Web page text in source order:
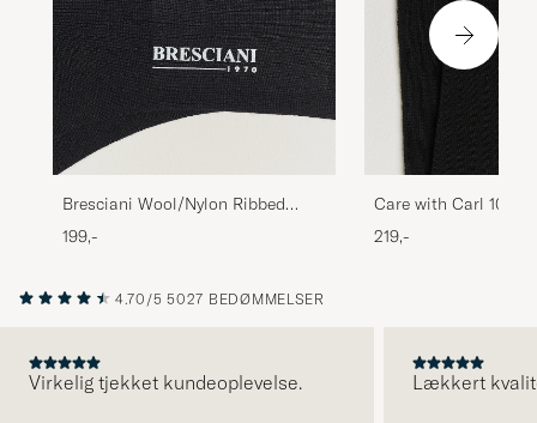
Bresciani Wool/Nylon Ribbed
Short Socks Black
199,-
Care with Carl 10-
Cotton Socks BLACK
219,-
4.70/5 5027 BEDØMMELSER
Virkelig tjekket kundeoplevelse. Lækkert